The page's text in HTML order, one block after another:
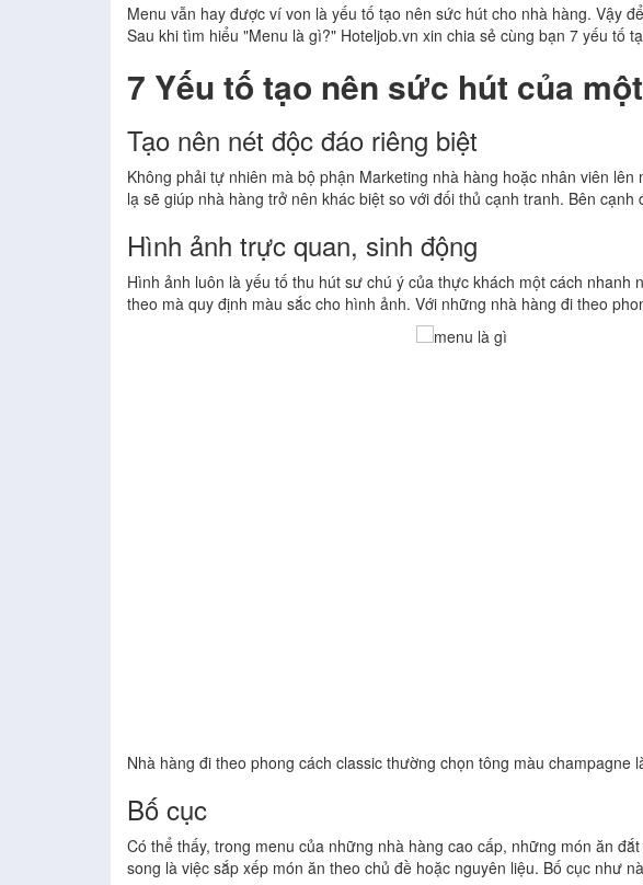
Menu vẫn hay được ví von là yếu tố tạo nên sức hút cho nhà hàng. Vậy
Sau khi tìm hiểu "Menu là gì?" Hoteljob.vn xin chia sẻ cùng bạn 7 yếu tố
7 Yếu tố tạo nên sức hút của
Tạo nên nét độc đáo riêng biệt
Không phải tự nhiên mà bộ phận Marketing nhà hàng hoặc nhân viên
lạ sẽ giúp nhà hàng trở nên khác biệt so với đối thủ cạnh tranh. Bên
Hình ảnh trực quan, sinh động
Hình ảnh luôn là yếu tố thu hút sư chú ý của thực khách một cách
theo mà quy định màu sắc cho hình ảnh. Với những nhà hàng đi theo
Nhà hàng đi theo phong cách classic thường chọn tông màu champagne
Bố cục
Có thể thấy, trong menu của những nhà hàng cao cấp, những món ăn
song là việc sắp xếp món ăn theo chủ đề hoặc nguyên liệu. Bố cục như